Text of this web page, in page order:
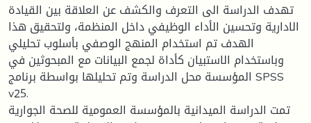
تهدف الدراسة الى التعرف والكشف عن العلاقة بين القيادة
الادارية وتحسين الأداء الوظيفي داخل المنظمة، ولتحقيق هذا
الهدف تم استخدام المنهج الوصفي بأسلوب تحليلي
وباستخدام الاستبيان كأداة لجمع البيانات مع المبحوثين في
المؤسسة محل الدراسة وتم تحليلها بواسطة برنامج SPSS
v25.
تمت الدراسة الميدانية بالمؤسسة العمومية للصحة الجوارية